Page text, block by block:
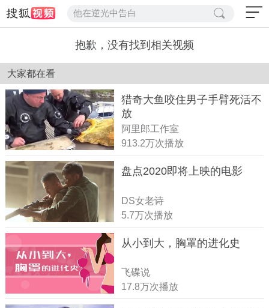
他在逆光中告白
抱歉，没有找到相关视频
大家都在看
猎奇大鱼咬住男子手臂死活不
放
阿里郎工作室
913.2万次播放
盘点2020即将上映的电影
DS女老诗
5.7万次播放
从小到大，胸罩的进化史
飞碟说
17.8万次播放